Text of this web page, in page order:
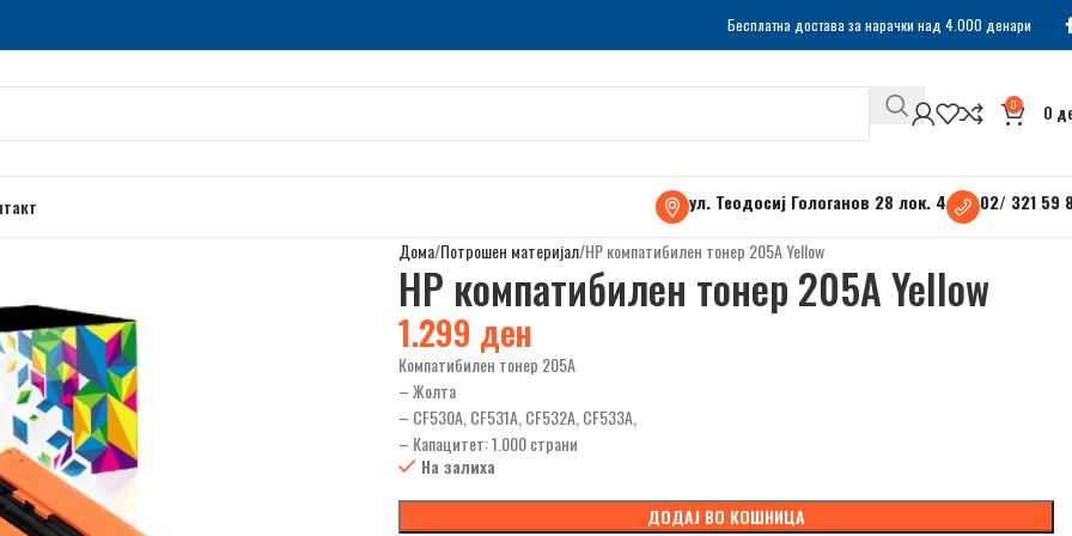
Бесплатна достава за нарачки над 4.000 денари
0 0
ул. Теодосиј Гологанов 28 лок. 4 02/ 321 59
Дома Потрошен материјал НР компатибилен тонер 205A Yellow
НР компатибилен тонер 205A Yellow
1.299 ден
Компатибилен тонер 205A
– Жолта
– CF530A, CF531A, CF532A, CF533A,
– Капацитет: 1.000 страни
На залиха
ДОДАЈ ВО КОШНИЦА